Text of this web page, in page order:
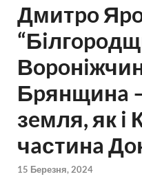
Дмитpo
Бpянщинa
зeмля, як i
чaстинa
15 Березня, 2024